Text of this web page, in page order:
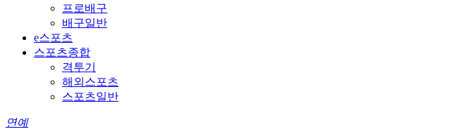
프로배구
배구일반
e스포츠
스포츠종합
격투기
해외스포츠
스포츠일반
연예